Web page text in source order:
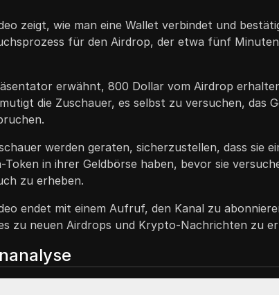
zeigt, wie man eine Wallet verbindet und
für den Airdrop, der etwa fünf
erwähnt, 800 Dollar vom Airdrop
die Zuschauer, es selbst zu versuchen, das
werden geraten, sicherzustellen, dass sie
Token in ihrer Geldbörse haben, bevor sie
zu erheben.
endet mit einem Aufruf, den Kanal zu
zu neuen Airdrops und Krypto-Nachrichten zu